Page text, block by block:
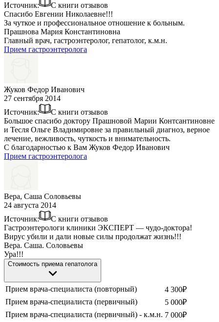
Источник:
С книги отзывов
Спасибо Евгении Николаевне!!!
За чуткое и профессиональное отношение к больным.
Прашнова Мария Константиновна
Главный врач, гастроэнтеролог, гепатолог, к.м.н.
Прием гастроэнтеролога
Жуков Федор Иванович
27 сентября 2014
Источник:
С книги отзывов
Большое спасибо доктору Прашновой Марии Контсантиновне
и Тесля Ольге Владимировне за правильный диагноз, верное
лечение, вежливость, чуткость и внимательность.
С благодарностью к Вам Жуков Федор Иванович
Прием гастроэнтеролога
Вера, Саша Соловьевы
24 августа 2014
Источник:
С книги отзывов
Гастроэнтерологи клиники ЭКСПЕРТ — чудо-доктора!
Вирус убили и дали новые силы продолжат жизнь!!!
Вера. Саша. Соловьевы
Ура!!!
Стоимость приема гепатолога
Прием врача-специалиста (повторный) 4 300₽
Прием врача-специалиста (первичный)
5 000₽
Прием врача-специалиста (первичный) - к.м.н. 7 000₽